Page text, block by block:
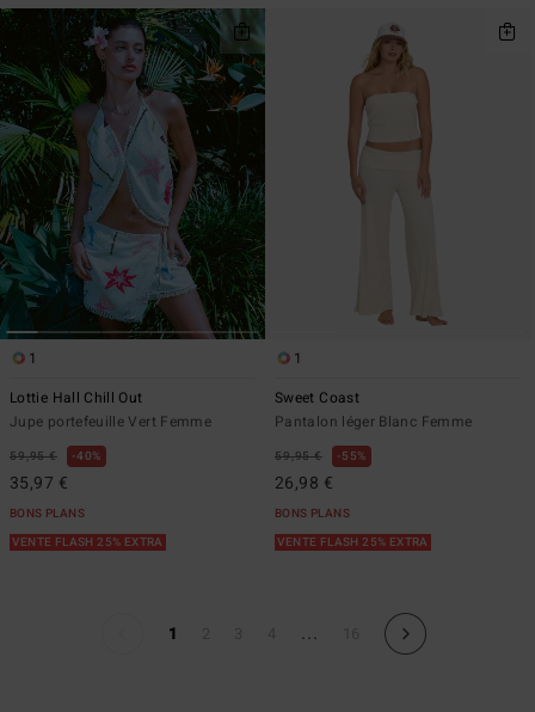
1
Lottie Hall Chill Out
Jupe portefeuille Vert Femme
59,95 € 40%
35,97 €
BONS PLANS
VENTE FLASH 25% EXTRA
1
Sweet Coast
Pantalon léger Blanc Femme
59,95 € 55%
26,98 €
BONS PLANS
VENTE FLASH 25% EXTRA
1 ...